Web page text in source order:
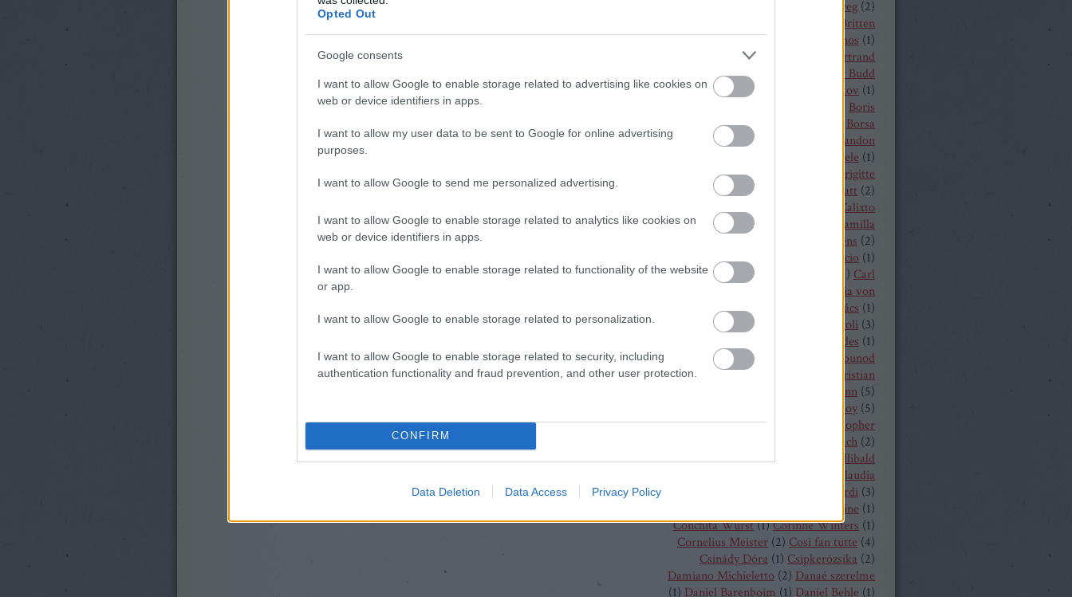
Opted Out
Google consents
I want to allow Google to enable storage related to advertising like cookies on
web or device identifiers in apps.
I want to allow my user data to be sent to Google for online advertising
purposes.
I want to allow Google to send me personalized advertising.
I want to allow Google to enable storage related to analytics like cookies on
web or device identifiers in apps.
I want to allow Google to enable storage related to functionality of the website
or app.
I want to allow Google to enable storage related to personalization.
I want to allow Google to enable storage related to security, including
authentication functionality and fraud prevention, and other user protection.
CONFIRM
Data Deletion Data Access Privacy Policy
bélyeg (2)
Benjamin Britten
(15)Berczelly István Berkes János (1)
Bernd Alois Zimmermann
Bertrand
(2)beszámoló
Billy Budd
(2)Birgit Nilsson Bogdan Volkov (1)
Boris
Christoff(1
Borsa
Miklós
Bo Skovhus
Brandon
Bregenzer Festspiele (1)
Brenda Rae(1)
Brigitte
Fassbaender
Brindley Sherratt (2)
Calixto
Bieito
) Cameron Shahbazi
Camilla
Camille Saint-Saëns (2)
Camille Saint Saens
Capriccio (1)
Cardillac
) 1) Carl
Carl Maria von
Weber(5)Carmen Cár és ács (1)
Casa Verdi
cd Cecilia Bartoli (3)
Chabert ezredes (1)
Charles Castronovo
Charles Gounod
(4 Chrisopher Maltman
Christian
Christian Thielemann (5)
Christof Loy (5)
Christopher Maltman
Christopher
Christoph Eschenbach (2)
Christoph Pohl(4)Christoph Willibald
Claudia
Claudio Monteverdi (3)
Clémentine Margaine (1)
Conchita Wurst(1)Corinne Winters (1)
Cornelius Meister (2) Cosi fan tutte (4)
Csinády Dóra (1) Csipkerózsika (2)
Damiano Michieletto (2) Danaé szerelme
(1) Daniel Barenboim (1) Daniel Behle (1)